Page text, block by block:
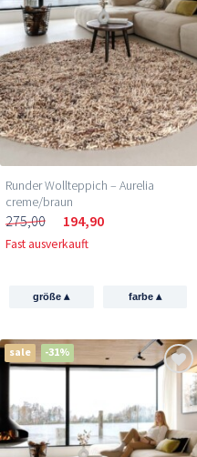
Runder Wollteppich – Aurelia
creme/braun
275,00 194,90
Fast ausverkauft
größe▴ farbe ▴
sale -31%